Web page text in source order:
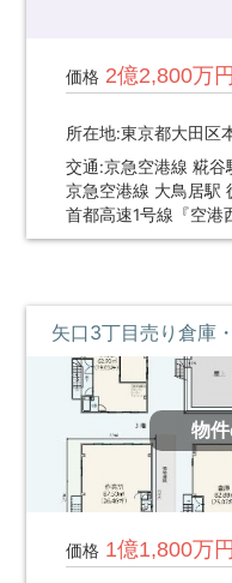
価格2億2,800万円
所在地:東京都大田
交通:京急空港線 糀谷
京急空港線 大鳥居駅
首都高速1号線『空港
矢口3丁目売り倉庫
物
価格1億1,800万円